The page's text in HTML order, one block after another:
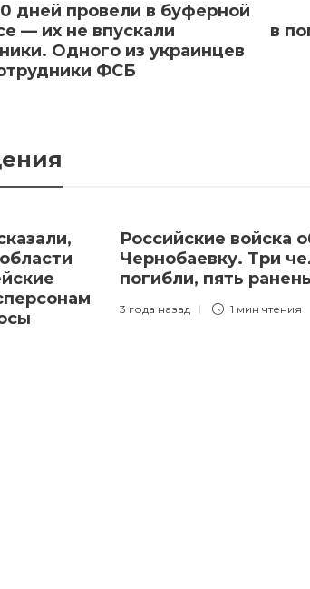
дней провели в буферной
— их не впускали
Одного из украинцев
ФСБ
в
Российские войска
Чернобаевку. Три
погибли, пять
3 года назад 1 мин чтения